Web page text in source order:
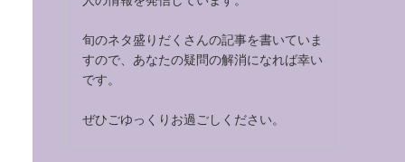
旬のネタ盛りだくさんの記事を書いていま
すので、あなたの疑問の解消になれば幸い
です。
ぜひごゆっくりお過ごしください。